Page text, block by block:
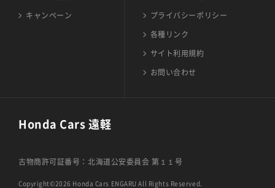
キャンペーン プライバシーポリシー
各種リンク
サイト利用規約
お問い合わせ
Honda Cars 遠軽
古物商許可証番号：北海道公安委員会 第１１号
Copyright©2026 Honda Cars ENGARU All Rights Reserved.